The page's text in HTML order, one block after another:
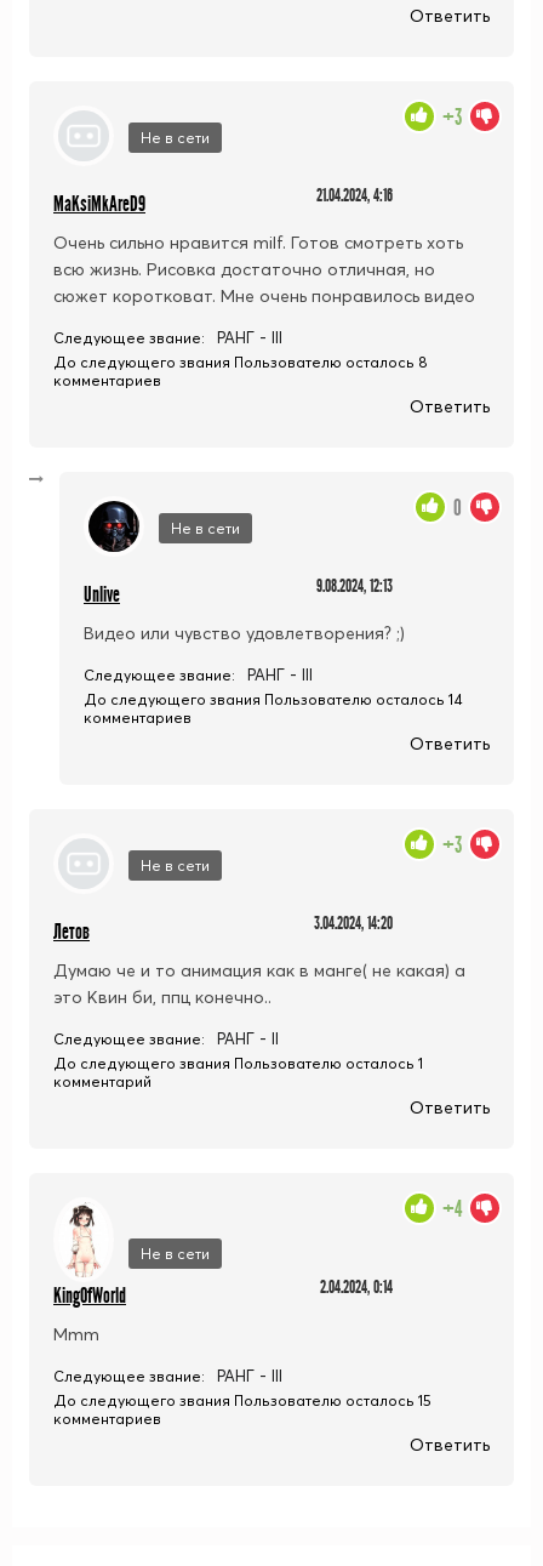
Ответить
Не в сети
MaKsiMkAreD9 21.04.2024, 4:16
Очень сильно нравится milf. Готов смотреть хоть
всю жизнь. Рисовка достаточно отличная, но
сюжет коротковат. Мне очень понравилось видео
+3
Следующее звание: РАНГ - III
До следующего звания Пользователю осталось 8
комментариев
Ответить
Не в сети
Unlive 9.08.2024, 12:13
Видео или чувство удовлетворения? ;)
0
Следующее звание: РАНГ - III
До следующего звания Пользователю осталось 14
комментариев
Ответить
Не в сети
Летов 3.04.2024, 14:20
Думаю че и то анимация как в манге( не какая) а
это Квин би, ппц конечно..
+3
Следующее звание: РАНГ - II
До следующего звания Пользователю осталось 1
комментарий
Ответить
Не в сети
KingOfWorld 2.04.2024, 0:14
Mmm
+4
Следующее звание: РАНГ - III
До следующего звания Пользователю осталось 15
комментариев
Ответить